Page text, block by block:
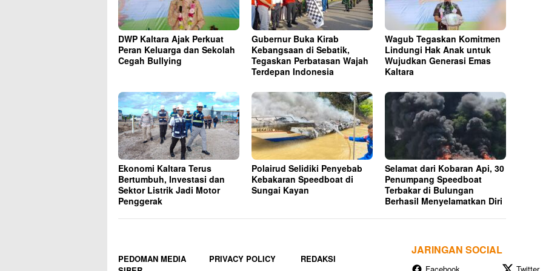
DWP Kaltara Ajak Perkuat
Peran Keluarga dan Sekolah
Cegah Bullying
Gubernur Buka Kirab
Kebangsaan di Sebatik,
Tegaskan Perbatasan Wajah
Terdepan Indonesia
Wagub Tegaskan Komitmen
Lindungi Hak Anak untuk
Wujudkan Generasi Emas
Kaltara
Ekonomi Kaltara Terus
Bertumbuh, Investasi dan
Sektor Listrik Jadi Motor
Penggerak
Polairud Selidiki Penyebab
Kebakaran Speedboat di
Sungai Kayan
Selamat dari Kobaran Api, 30
Penumpang Speedboat
Terbakar di Bulungan
Berhasil Menyelamatkan Diri
PEDOMAN MEDIA
PRIVACY POLICY REDAKSI
JARINGAN SOCIAL